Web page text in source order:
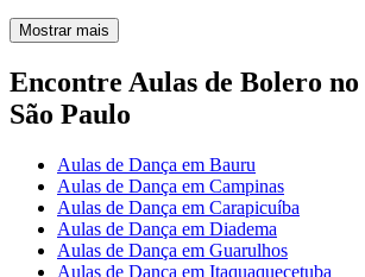
Mostrar mais
Encontre Aulas de Bolero no
São Paulo
Aulas de Dança em Bauru
Aulas de Dança em Campinas
Aulas de Dança em Carapicuíba
Aulas de Dança em Diadema
Aulas de Dança em Guarulhos
Aulas de Dança em Itaquaquecetuba